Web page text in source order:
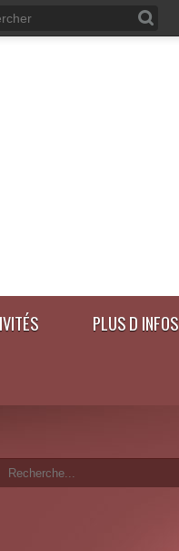
PLUS D INFOS